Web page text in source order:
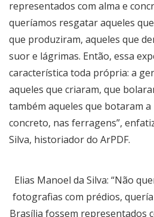
representados com alma e
queríamos resgatar aqueles
que produziram, aqueles que
suor e lágrimas. Então, essa
característica toda própria: a
aqueles que criaram, que
também aqueles que botaram
concreto, nas ferragens”,
Silva, historiador do ArPDF.
Elias Manoel da Silva: “Não
fotografias com prédios,
Brasília fossem representados